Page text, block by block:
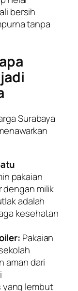
bersih
tanpa
Surabaya
pakaian
dengan milik
adalah
kesehatan
Pakaian
aman dari
yang lembut